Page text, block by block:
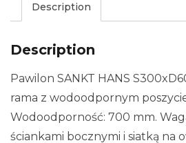
Description
Description
Pawilon SANKT HANS
rama z wodoodpornym
Wodoodporność: 700 mm.
ściankami bocznymi i siatką na